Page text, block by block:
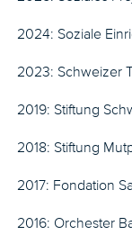
2024: Soziale
2023: Schweizer
2019: Stiftung
2018: Stiftung
2017: Fondation
2016: Orchester